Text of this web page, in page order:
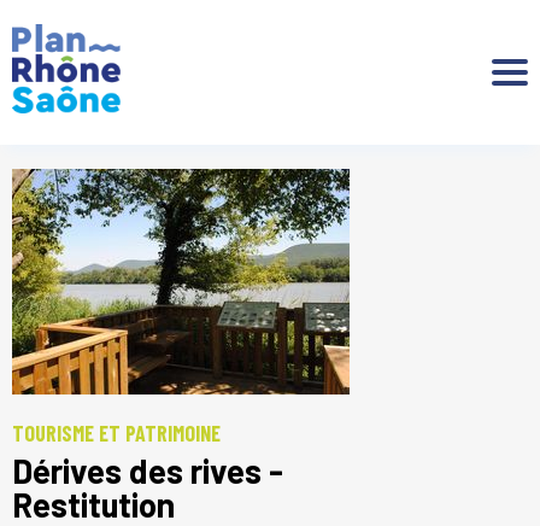
TOURISME ET PATRIMOINE
Dérives des rives -
Restitution